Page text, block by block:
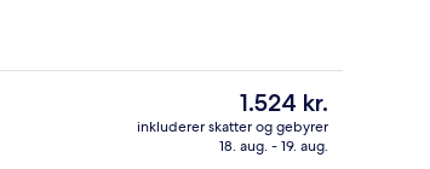
Udendørsområde
Den
nuværende
pris
1.524 kr.
inkluderer skatter og gebyrer
18. aug. - 19. aug.